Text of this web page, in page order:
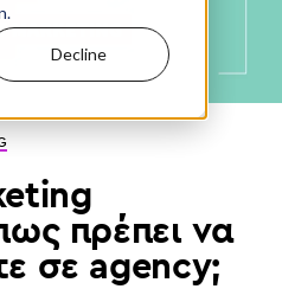
Decline
πρέπει να
σε agency;